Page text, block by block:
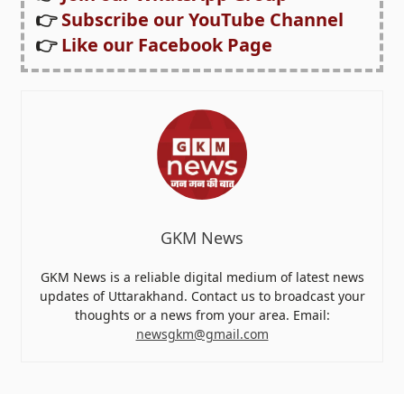
👉Subscribe our YouTube Channel
👉Like our Facebook Page
GKM News
GKM News is a reliable digital medium of latest news
updates of Uttarakhand. Contact us to broadcast your
thoughts or a news from your area. Email:
newsgkm@gmail.com